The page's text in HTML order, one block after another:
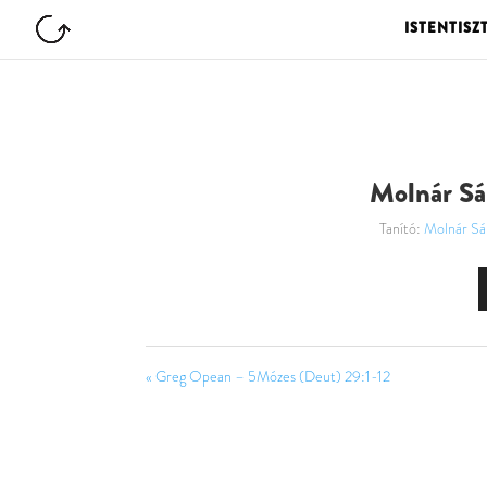
Molnár
Tanító: Molnár
« Greg Opean – 5Mózes (Deut) 29:1-12